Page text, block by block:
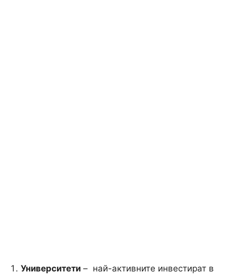
Университети – най-активните инвестират в